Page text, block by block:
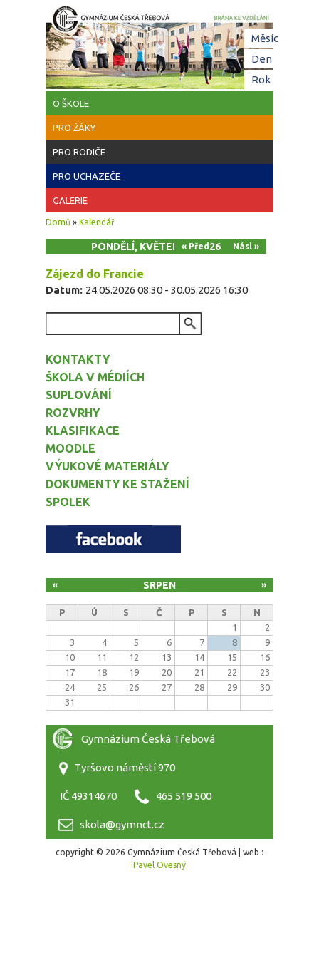
Přejít k hlavnímu obsahu
O ŠKOLE
PRO ŽÁKY
PRO RODIČE
PRO UCHAZEČE
GALERIE
Jste zde
Domů » Kalendář
PONDĚLÍ, KVĚTEN 25, 2026
« Před Násl »
Zájezd do Francie
Datum: 24.05.2026 08:30 - 30.05.2026 16:30
KONTAKTY
ŠKOLA V MÉDIÍCH
SUPLOVÁNÍ
ROZVRHY
KLASIFIKACE
MOODLE
VÝUKOVÉ MATERIÁLY
DOKUMENTY KE STAŽENÍ
SPOLEK
SRPEN
« »
P Ú S Č P S
N
1
2
3
4 5 6 7 8
9
10
11 12 13 14 15
16
17
18 19 20 21 22
23
24
25 26 27 28 29
30
31
Gymnázium Česká Třebová
Tyršovo náměstí 970
IČ 49314670 465 519 500
skola@gymnct.cz
copyright © 2026 Gymnázium Česká Třebová | web :
Pavel Ovesný
Měsíc
Den(aktivní
Rok